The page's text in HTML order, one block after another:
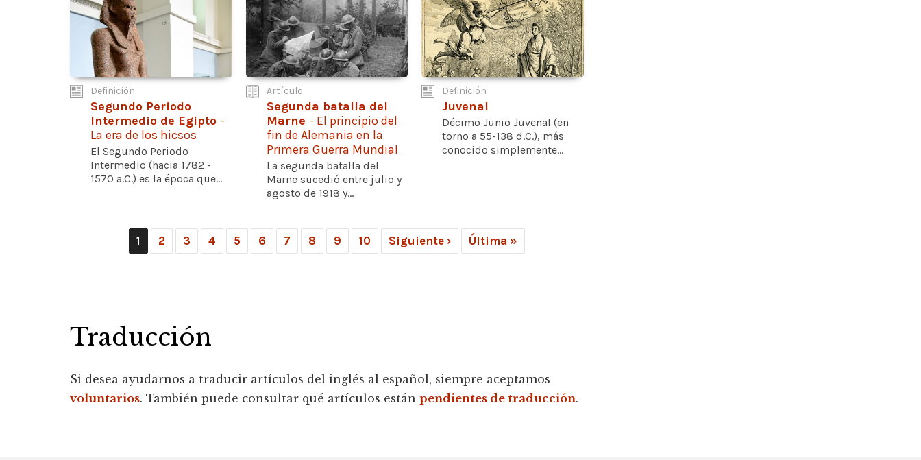
Definición
Segundo Periodo
Intermedio de Egipto -
La era de los hicsos
El Segundo Periodo
Intermedio (hacia 1782 -
1570 a.C.) es la época que...
Artículo
Segunda batalla del
Marne - El principio del
fin de Alemania en la
Primera Guerra Mundial
La segunda batalla del
Marne sucedió entre julio y
agosto de 1918 y...
Definición
Juvenal
Décimo Junio Juvenal (en
torno a 55-138 d.C.), más
conocido simplemente...
1 2 3 4 5 6 7 8 9 10 Siguiente › Última »
Traducción
Si desea ayudarnos a traducir artículos del inglés al español, siempre aceptamos
voluntarios. También puede consultar qué artículos están pendientes de traducción.